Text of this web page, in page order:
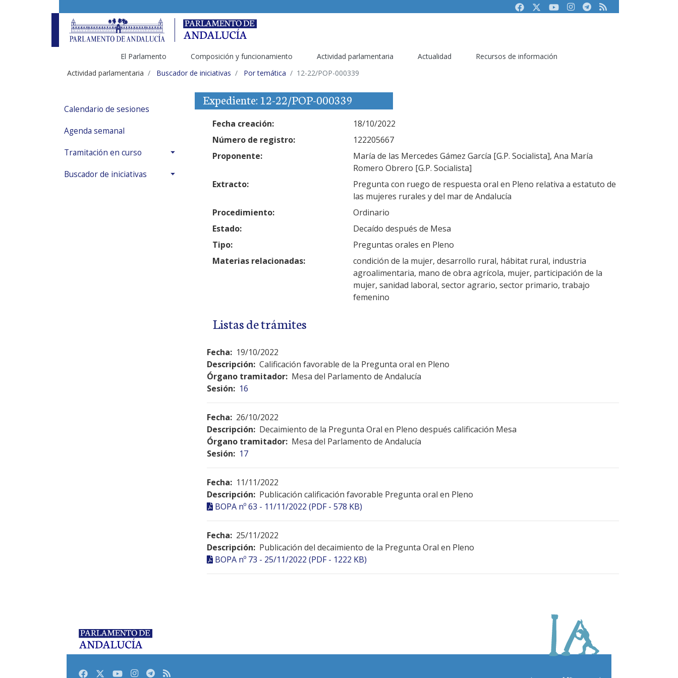
FacebookTwitterYoutubeInstagram
Telegram
RSS
El Parlamento Composición y funcionamiento Actividad parlamentaria Actualidad
Recursos de información
Actividad parlamentaria
Buscador de iniciativas Por temática 12-22/POP-000339
Calendario de sesiones
Agenda semanal
Tramitación en curso
Buscador de iniciativas
Expediente: 12-22/POP-000339
Fecha creación:
18/10/2022
Número de registro:
122205667
Proponente:
María de las Mercedes Gámez García [G.P. Socialista], Ana María
Romero Obrero [G.P. Socialista]
Extracto:
Pregunta con ruego de respuesta oral en Pleno relativa a estatuto de
las mujeres rurales y del mar de Andalucía
Procedimiento:
Ordinario
Estado:
Decaído después de Mesa
Tipo:
Preguntas orales en Pleno
Materias relacionadas:
condición de la mujer, desarrollo rural, hábitat rural, industria
agroalimentaria, mano de obra agrícola, mujer, participación de la
mujer, sanidad laboral, sector agrario, sector primario, trabajo
femenino
Listas de trámites
Fecha: 19/10/2022
Descripción: Calificación favorable de la Pregunta oral en Pleno
Órgano tramitador: Mesa del Parlamento de Andalucía
Sesión: 16
Fecha: 26/10/2022
Descripción: Decaimiento de la Pregunta Oral en Pleno después calificación Mesa
Órgano tramitador: Mesa del Parlamento de Andalucía
Sesión: 17
Fecha: 11/11/2022
Descripción: Publicación calificación favorable Pregunta oral en Pleno
BOPA nº 63 - 11/11/2022 (PDF - 578 KB)
Fecha: 25/11/2022
Descripción: Publicación del decaimiento de la Pregunta Oral en Pleno
BOPA nº 73 - 25/11/2022 (PDF - 1222 KB)
FacebookTwitterYoutubeInstagram
Telegram
RSS